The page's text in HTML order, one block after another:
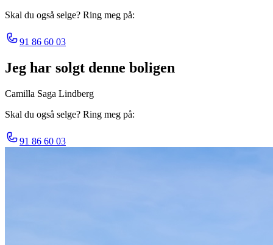
Skal du også selge? Ring meg på:
91 86 60 03
Jeg har solgt denne boligen
Camilla Saga Lindberg
Skal du også selge? Ring meg på:
91 86 60 03